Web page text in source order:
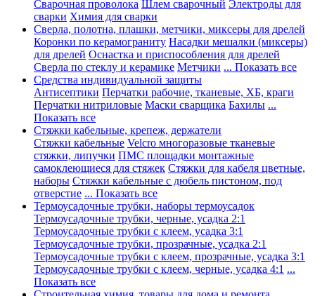
Сварочная проволока Шлем сварочный Электроды для
сварки Химия для сварки
Сверла, полотна, плашки, метчики, миксеры для дрелей
Коронки по керамограниту Насадки мешалки (миксеры)
для дрелей Оснастка и приспособления для дрелей
Сверла по стеклу и керамике Метчики ... Показать все
Средства индивидуальной защиты
Антисептики Перчатки рабочие, тканевые, ХБ, краги
Перчатки нитриловые Маски сварщика Бахилы ...
Показать все
Стяжки кабельные, крепеж, держатели
Стяжки кабельные Velcro многоразовые тканевые
стяжки, липучки ПМС площадки монтажные
самоклеющиеся для стяжек Стяжки для кабеля цветные,
наборы Стяжки кабельные с дюбель пистоном, под
отверстие ... Показать все
Термоусадочные трубки, наборы термоусадок
Термоусадочные трубки, черные, усадка 2:1
Термоусадочные трубки с клеем, усадка 3:1
Термоусадочные трубки, прозрачные, усадка 2:1
Термоусадочные трубки с клеем, прозрачные, усадка 3:1
Термоусадочные трубки с клеем, черные, усадка 4:1 ...
Показать все